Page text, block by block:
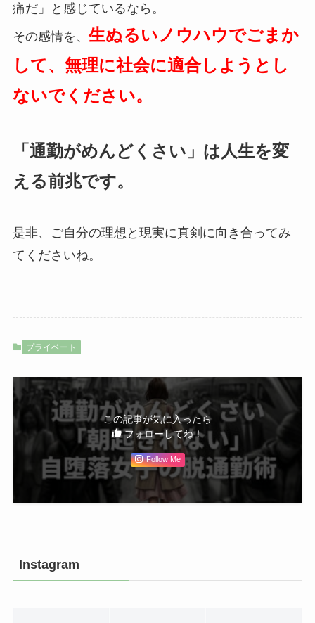
痛だ」と感じているなら。
その感情を、 生ぬるいノウハウでごまか
して、無理に社会に適合しようとし
ないでください。
「通勤がめんどくさい」は人生を変
える前兆です。
是非、ご自分の理想と現実に真剣に向き合ってみ
てくださいね。
プライベート
この記事が気に入ったら
フォローしてね！
Follow Me
Instagram